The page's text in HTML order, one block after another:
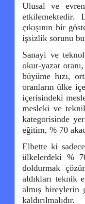
Ulusal ve
etkilemektedir.
çıkışının bir
işsizlik sorunu
Sanayi ve
okur-yazar
büyüme hızı,
oranların ülke
içerisindeki
mesleki ve
kategorisinde
eğitim, % 70
Elbette ki
ülkelerdeki %
doldurmak
aldıkları teknik
almış bireylerin
kaldırılmalıdır.